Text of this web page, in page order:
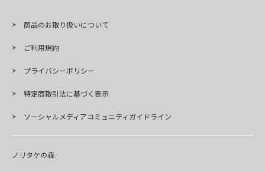
商品のお取り扱いについて
ご利用規約
プライバシーポリシー
特定商取引法に基づく表示
ソーシャルメディアコミュニティガイドライン
ノリタケの森